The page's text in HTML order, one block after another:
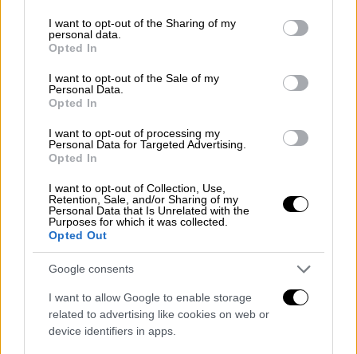
not limited to your visit or usage behaviour. You may click to
grant or deny consent to Google and its third-party tags to
use your data for below specified purposes in below Google
consent section.
I want to opt-out of the Sharing of my
personal data.
Opted In
I want to opt-out of the Sale of my
Personal Data.
Opted In
I want to opt-out of processing my
Personal Data for Targeted Advertising.
Opted In
I want to opt-out of Collection, Use,
Retention, Sale, and/or Sharing of my
Personal Data that Is Unrelated with the
Purposes for which it was collected.
Opted Out
Google consents
I want to allow Google to enable storage
related to advertising like cookies on web or
device identifiers in apps.
ΔΙΑΒΑΣΤΕ ΕΠΙΣΗΣ
Κόσμος|01.05.2025 18:15
Συμφωνία Ουκρανίας-ΗΠΑ για τα
ορυκτά: Τα κέρδη του Κιέβου, τα
«deal»
Όπως είπε,το κείμενο δεν προβλέπει αρχικό
χρέος της Ουκρανίας
ήθελε αρχικά ο πρόεδρος των ΗΠΑ
Ντόναλντ Τραμπ, και έχει στόχο τη
δημιουργία ενός ταμείου «για επενδύσεις
στην Ουκρανία και οικονομικά κέρδη εδώ».